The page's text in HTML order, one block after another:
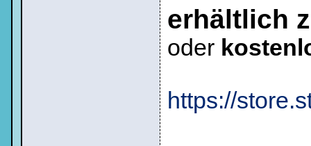
erhältlich
oder
https://